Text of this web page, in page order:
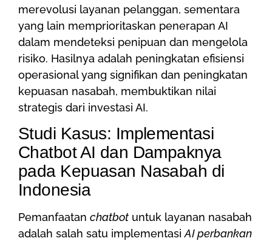
merevolusi layanan pelanggan, sementara
yang lain memprioritaskan penerapan AI
dalam mendeteksi penipuan dan mengelola
risiko. Hasilnya adalah peningkatan efisiensi
operasional yang signifikan dan peningkatan
kepuasan nasabah, membuktikan nilai
strategis dari investasi AI.
Studi Kasus: Implementasi
Chatbot AI dan Dampaknya
pada Kepuasan Nasabah di
Indonesia
Pemanfaatan chatbot untuk layanan nasabah
adalah salah satu implementasiAI perbankan